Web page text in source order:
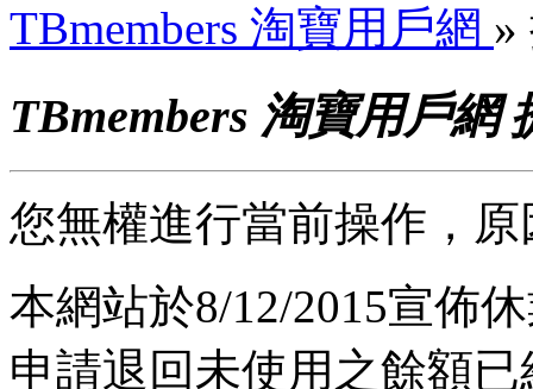
TBmembers 淘寶用戶網 »
TBmembers 淘寶用戶網
您無權進行當前操作，
本網站於8/12/2015宣佈
申請退回未使用之餘額